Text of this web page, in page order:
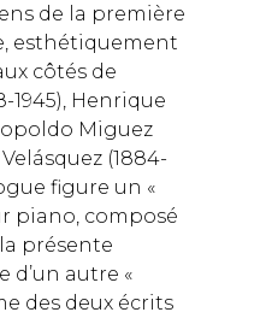
de la première
esthétiquement
côtés de
1945), Henrique
Miguez
(1884-
figure un «
piano, composé
présente
d’un autre «
des deux écrits